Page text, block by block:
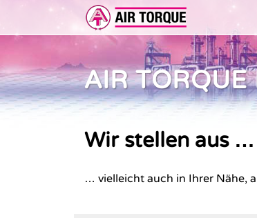
ERWEITERUNGEN
AIR TORQUE
Wir stellen aus …
… vielleicht auch in Ihrer Nähe,